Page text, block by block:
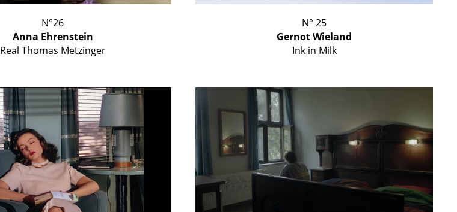
N°26
Anna Ehrenstein
Real Thomas Metzinger
N° 25
Gernot Wieland
Ink in Milk